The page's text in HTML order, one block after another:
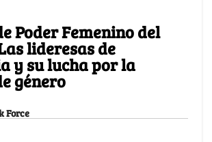
Poder Femenino del
lideresas de
y su lucha por la
género
Force